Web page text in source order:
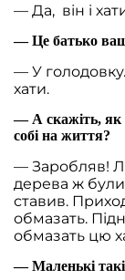
— Да, він і
— Це батько
— У
хати.
— А скажіть, як
собі на життя?
— Заробляв!
дерева ж
ставив.
обмазать.
обмазать цю
— Маленькі